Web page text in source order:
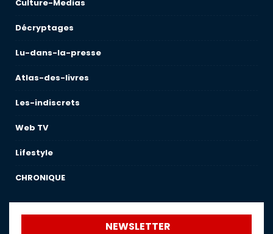
Culture-Medias
Décryptages
Lu-dans-la-presse
Atlas-des-livres
Les-indiscrets
Web TV
Lifestyle
CHRONIQUE
NEWSLETTER